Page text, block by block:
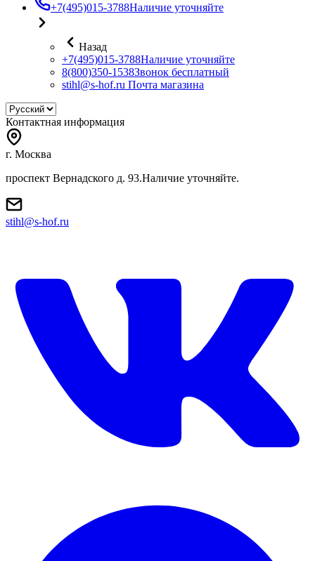
+7(495)015-3788Наличие уточняйте
Назад
+7(495)015-3788Наличие уточняйте
8(800)350-1538Звонок бесплатный
stihl@s-hof.ru Почта магазина
Контактная информация
г. Москва
проспект Вернадского д. 93.Наличие уточняйте.
stihl@s-hof.ru